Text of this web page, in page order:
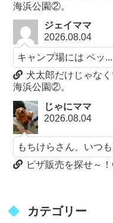
海浜公園②。
ジェイママ
2026.08.04
キャンプ場には ペッ...
犬太郎だけじゃな
海浜公園②。
じゃにママ
2026.08.04
もちけらさん、いつも
ピザ販売を探せ～
カテゴリー